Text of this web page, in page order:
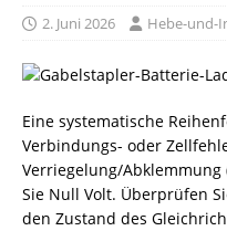
2. Juni 2026 Hebe-und-
Eine systematische
Verbindungs- oder
Verriegelung/Abklemmung
Sie Null Volt. Überprüfen
den Zustand des